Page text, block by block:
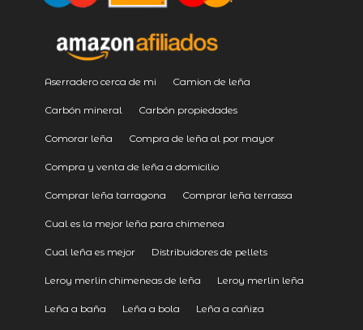
Aserradero cerca de mi Camion de leña
Carbón mineral Carbón propiedades
Comorar leña Compra de leña al por mayor
Compra y venta de leña a domicilio
Comprar leña tarragona Comprar leña terrassa
Cual es la mejor leña para chimenea
Cual leña es mejor Distribuidores de pellets
Leroy merlin chimeneas de leña Leroy merlin leña
Leña a baña Leña a bola Leña a cañiza